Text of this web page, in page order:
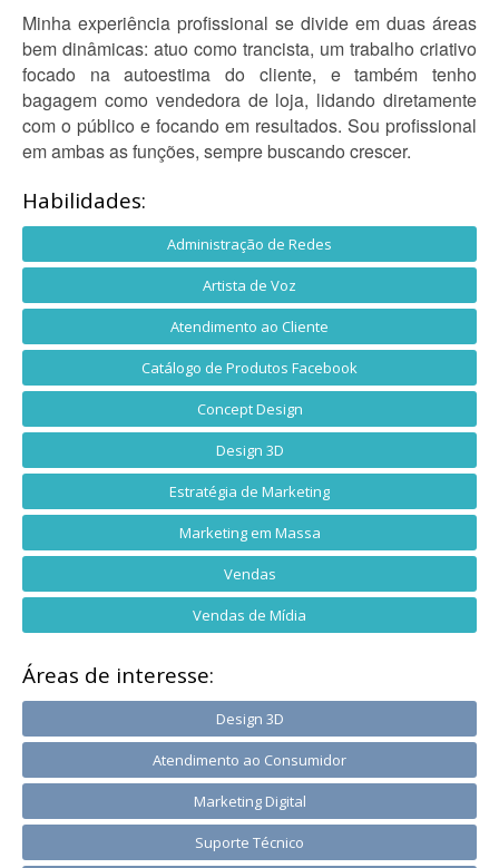
Minha experiência profissional se divide em duas áreas
bem dinâmicas: atuo como trancista, um trabalho criativo
focado na autoestima do cliente, e também tenho
bagagem como vendedora de loja, lidando diretamente
com o público e focando em resultados. Sou profissional
em ambas as funções, sempre buscando crescer.
Habilidades:
Administração de Redes
Artista de Voz
Atendimento ao Cliente
Catálogo de Produtos Facebook
Concept Design
Design 3D
Estratégia de Marketing
Marketing em Massa
Vendas
Vendas de Mídia
Áreas de interesse:
Design 3D
Atendimento ao Consumidor
Marketing Digital
Suporte Técnico